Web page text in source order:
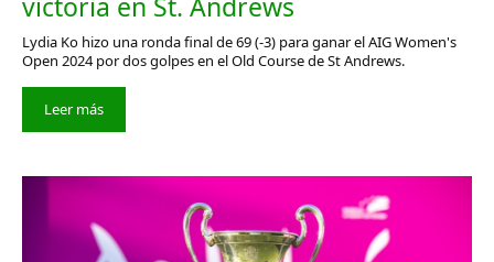
Lydia Ko hizo una ronda final de 69 (-3) para ganar el AIG Women's
Open 2024 por dos golpes en el Old Course de St Andrews.
Leer más